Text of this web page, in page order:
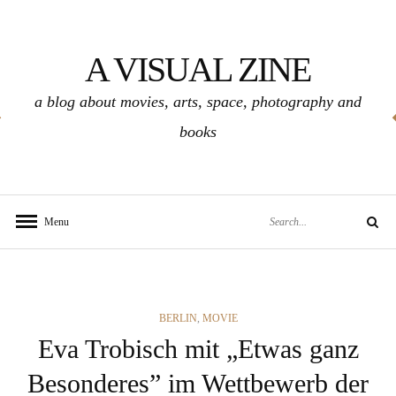
A VISUAL ZINE
a blog about movies, arts, space, photography and
books
Menu Search
CATEGORIES
BERLIN, MOVIE
Eva Trobisch mit „Etwas ganz
Besonderes” im Wettbewerb der